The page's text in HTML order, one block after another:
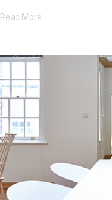
Read More